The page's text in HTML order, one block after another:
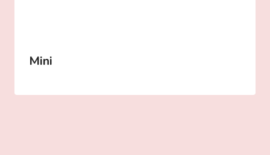
Mini